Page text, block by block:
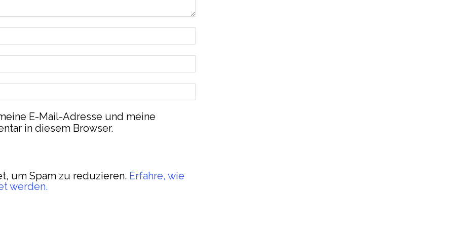
E-Mail-Adresse und meine
in diesem Browser.
um Spam zu reduzieren. Erfahre, wie
werden.